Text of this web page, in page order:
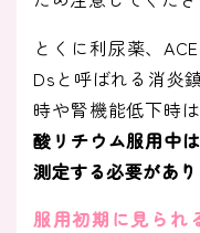
とくに利尿薬、
Dsと呼ばれる消炎
時や腎機能低下時
酸リチウム服用中
測定する必要があり
服用初期に見られ